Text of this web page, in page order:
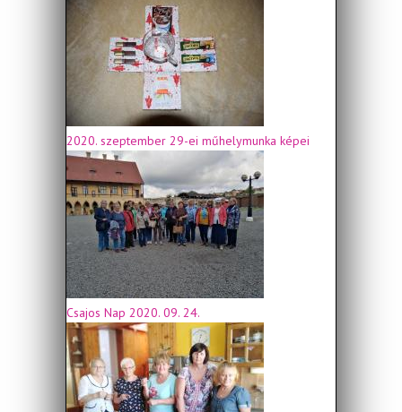
2020. szeptember 29-ei műhelymunka képei
Csajos Nap 2020. 09. 24.